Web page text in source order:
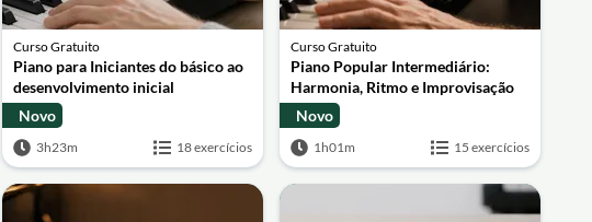
Curso Gratuito
Piano para Iniciantes do básico ao
desenvolvimento inicial
Novo
3h23m 18 exercícios
Curso Gratuito
Piano Popular Intermediário:
Harmonia, Ritmo e Improvisação
Novo
1h01m 15 exercícios